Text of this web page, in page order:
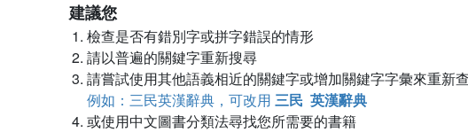
建議您
檢查是否有錯別字或拼字錯誤的情形
請以普遍的關鍵字重新搜尋
請嘗試使用其他語義相近的關鍵字或增加關鍵字字彙來重新
例如：三民英漢辭典，可改用 三民 英漢辭典
或使用中文圖書分類法尋找您所需要的書籍